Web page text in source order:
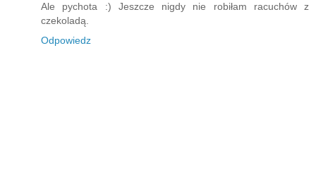
Ale pychota :) Jeszcze nigdy nie robiłam racuchów z
czekoladą.
Odpowiedz